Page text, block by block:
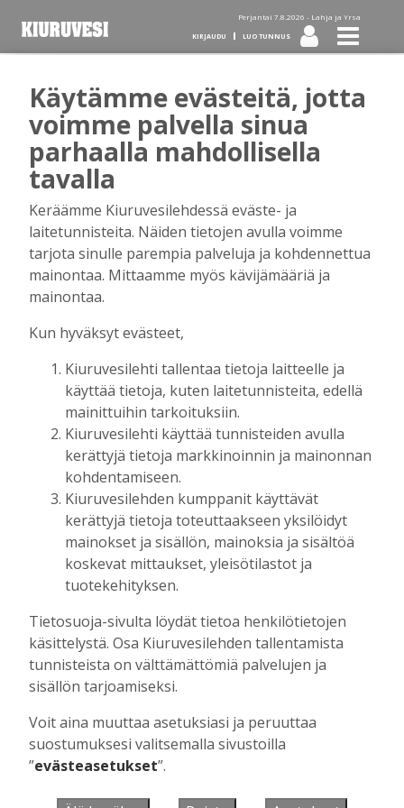
Perjantai 7.8.2026 - Lahja ja Yrsa
KIRJAUDU LUO TUNNUS
Tilaa Kiuruvesi-lehti diginä
tai kotiinkannettuna!
Kirjaudu
Sähköposti
Salasana
Muista minut
Unohtuiko salasana?
se tästä.
Käyntiosoite :
Kiuruvesi Lehti oy
Niemistenkatu 4
Kiuruvesi
Käytämme evästeitä, jotta
voimme palvella sinua
parhaalla mahdollisella
tavalla
Keräämme Kiuruvesilehdessä eväste- ja
laitetunnisteita. Näiden tietojen avulla voimme
tarjota sinulle parempia palveluja ja kohdennettua
mainontaa. Mittaamme myös kävijämääriä ja
mainontaa.
Kun hyväksyt evästeet,
Kiuruvesilehti tallentaa tietoja laitteelle ja
käyttää tietoja, kuten laitetunnisteita, edellä
mainittuihin tarkoituksiin.
Kiuruvesilehti käyttää tunnisteiden avulla
kerättyjä tietoja markkinoinnin ja mainonnan
kohdentamiseen.
Kiuruvesilehden kumppanit käyttävät
kerättyjä tietoja toteuttaakseen yksilöidyt
mainokset ja sisällön, mainoksia ja sisältöä
koskevat mittaukset, yleisötilastot ja
tuotekehityksen.
Tietosuoja-sivulta löydät tietoa henkilötietojen
käsittelystä. Osa Kiuruvesilehden tallentamista
tunnisteista on välttämättömiä palvelujen ja
sisällön tarjoamiseksi.
Voit aina muuttaa asetuksiasi ja peruuttaa
suostumuksesi valitsemalla sivustoilla
”evästeasetukset”.